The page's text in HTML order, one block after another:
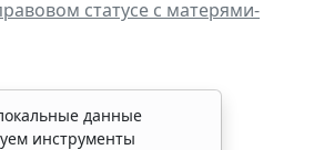
статусе с матерями-
данные
инструменты